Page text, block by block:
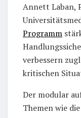
Annett Laban,
Programm
verbessern
kritischen
Der modular
Themen wie